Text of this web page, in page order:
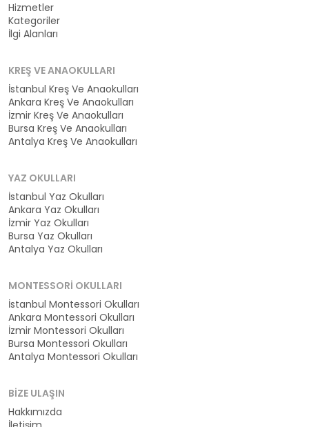
Hizmetler
Kategoriler
İlgi Alanları
KREŞ VE ANAOKULLARI
İstanbul Kreş Ve Anaokulları
Ankara Kreş Ve Anaokulları
İzmir Kreş Ve Anaokulları
Bursa Kreş Ve Anaokulları
Antalya Kreş Ve Anaokulları
YAZ OKULLARI
İstanbul Yaz Okulları
Ankara Yaz Okulları
İzmir Yaz Okulları
Bursa Yaz Okulları
Antalya Yaz Okulları
MONTESSORI OKULLARI
İstanbul Montessori Okulları
Ankara Montessori Okulları
İzmir Montessori Okulları
Bursa Montessori Okulları
Antalya Montessori Okulları
BIZE ULAŞIN
Hakkımızda